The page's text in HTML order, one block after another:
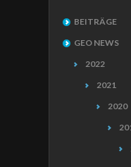
BEITRÄGE
GEO NEWS
2022
2021
2020